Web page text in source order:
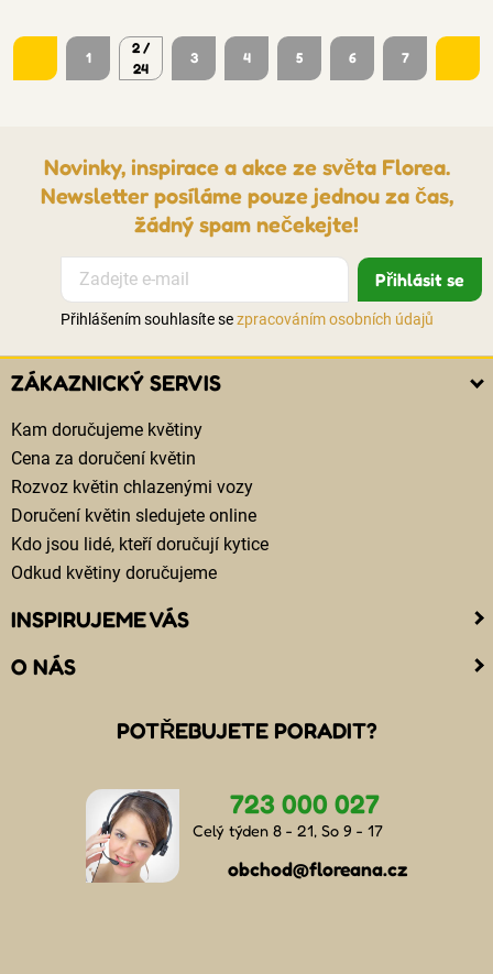
1
2 /
24
3 4 5 6 7
Novinky, inspirace a akce ze světa Florea.
Newsletter posíláme pouze jednou za čas,
žádný spam nečekejte!
Přihlášením souhlasíte sezpracováním osobních údajů
ZÁKAZNICKÝ SERVIS
Kam doručujeme květiny
Cena za doručení květin
Rozvoz květin chlazenými vozy
Doručení květin sledujete online
Kdo jsou lidé, kteří doručují kytice
Odkud květiny doručujeme
INSPIRUJEME VÁS
O NÁS
POTŘEBUJETE PORADIT?
723 000 027
Celý týden 8 - 21, So 9 - 17
obchod@floreana.cz